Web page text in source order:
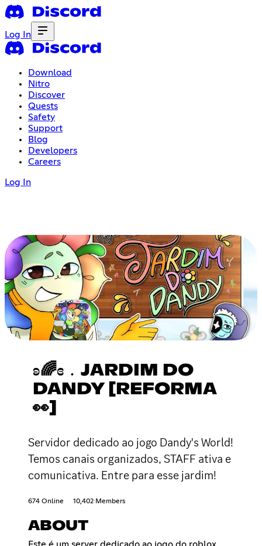
Log In
Download
Nitro
Discover
Quests
Safety
Support
Blog
Developers
Careers
Log In
ʚ🌈ɞ﹒JARDIM DO
DANDY [REFORMA
👀]
Servidor dedicado ao jogo Dandy's World!
Temos canais organizados, STAFF ativa e
comunicativa. Entre para esse jardim!
674 Online 10,402 Members
ABOUT
Este é um server dedicado ao jogo do roblox